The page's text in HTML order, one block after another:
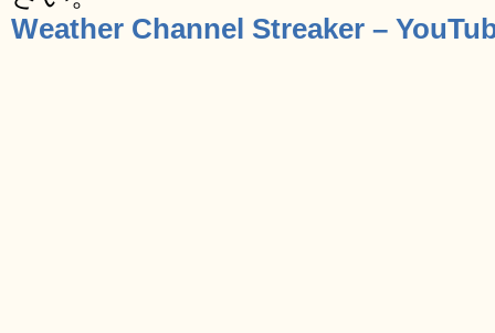
Weather Channel Streaker –